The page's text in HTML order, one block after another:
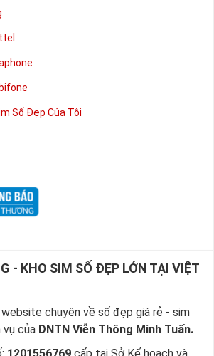
Số Đẹp Của Tôi
- KHO SIM SỐ ĐẸP LỚN TẠI VIỆT
chuyên về số đẹp giá rẻ - sim
vụ của DNTN Viễn Thông Minh Tuấn.